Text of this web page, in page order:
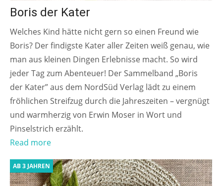
Boris der Kater
Welches Kind hätte nicht gern so einen Freund wie
Boris? Der findigste Kater aller Zeiten weiß genau, wie
man aus kleinen Dingen Erlebnisse macht. So wird
jeder Tag zum Abenteuer! Der Sammelband „Boris
der Kater” aus dem NordSüd Verlag lädt zu einem
fröhlichen Streifzug durch die Jahreszeiten – vergnügt
und warmherzig von Erwin Moser in Wort und
Pinselstrich erzählt.
Read more
AB 3 JAHREN